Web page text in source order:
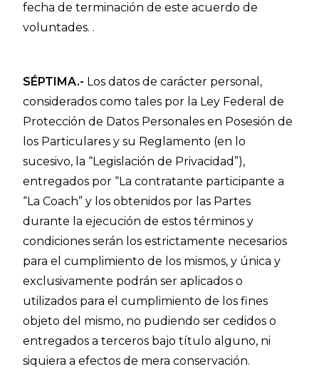
fecha de terminación de este acuerdo de
voluntades. .
SÉPTIMA.- Los datos de carácter personal,
considerados como tales por la Ley Federal de
Protección de Datos Personales en Posesión de
los Particulares y su Reglamento (en lo
sucesivo, la “Legislación de Privacidad”),
entregados por “La contratante participante a
“La Coach” y los obtenidos por las Partes
durante la ejecución de estos términos y
condiciones serán los estrictamente necesarios
para el cumplimiento de los mismos, y única y
exclusivamente podrán ser aplicados o
utilizados para el cumplimiento de los fines
objeto del mismo, no pudiendo ser cedidos o
entregados a terceros bajo título alguno, ni
siquiera a efectos de mera conservación.